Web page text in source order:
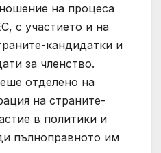
на процеса
с участието и на
кандидатки и
за членство.
отделено на
на страните-
в политики и
пълноправното им